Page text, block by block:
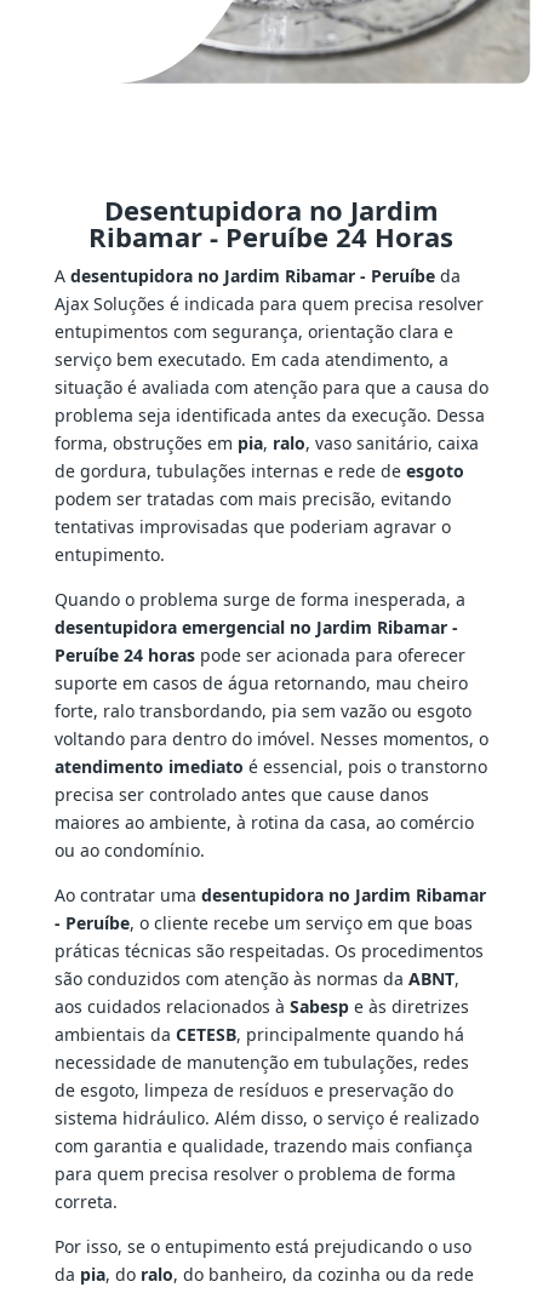
Desentupidora no Jardim
Ribamar - Peruíbe 24 Horas
A desentupidora no Jardim Ribamar - Peruíbeda
Ajax Soluções é indicada para quem precisa resolver
entupimentos com segurança, orientação clara e
serviço bem executado. Em cada atendimento, a
situação é avaliada com atenção para que a causa do
problema seja identificada antes da execução. Dessa
forma, obstruções em pia, ralo, vaso sanitário, caixa
de gordura, tubulações internas e rede de esgoto
podem ser tratadas com mais precisão, evitando
tentativas improvisadas que poderiam agravar o
entupimento.
Quando o problema surge de forma inesperada, a
desentupidora emergencial no Jardim Ribamar -
Peruíbe 24 horaspode ser acionada para oferecer
suporte em casos de água retornando, mau cheiro
forte, ralo transbordando, pia sem vazão ou esgoto
voltando para dentro do imóvel. Nesses momentos, o
atendimento imediato é essencial, pois o transtorno
precisa ser controlado antes que cause danos
maiores ao ambiente, à rotina da casa, ao comércio
ou ao condomínio.
Ao contratar uma desentupidora no Jardim Ribamar
- Peruíbe, o cliente recebe um serviço em que boas
práticas técnicas são respeitadas. Os procedimentos
são conduzidos com atenção às normas da ABNT,
aos cuidados relacionados à Sabespe às diretrizes
ambientais da CETESB, principalmente quando há
necessidade de manutenção em tubulações, redes
de esgoto, limpeza de resíduos e preservação do
sistema hidráulico. Além disso, o serviço é realizado
com garantia e qualidade, trazendo mais confiança
para quem precisa resolver o problema de forma
correta.
Por isso, se o entupimento está prejudicando o uso
da pia, do ralo, do banheiro, da cozinha ou da rede